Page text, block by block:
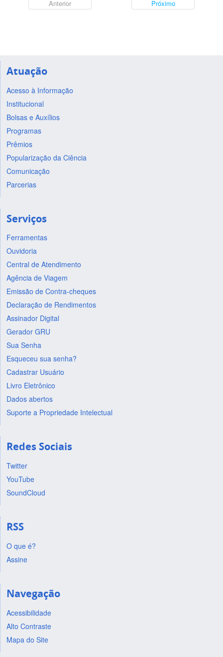
Anterior Próximo
Atuação
Acesso à Informação
Institucional
Bolsas e Auxílios
Programas
Prêmios
Popularização da Ciência
Comunicação
Parcerias
Serviços
Ferramentas
Ouvidoria
Central de Atendimento
Agência de Viagem
Emissão de Contra-cheques
Declaração de Rendimentos
Assinador Digital
Gerador GRU
Sua Senha
Esqueceu sua senha?
Cadastrar Usuário
Livro Eletrônico
Dados abertos
Suporte a Propriedade Intelectual
Redes Sociais
Twitter
YouTube
SoundCloud
RSS
O que é?
Assine
Navegação
Acessibilidade
Alto Contraste
Mapa do Site